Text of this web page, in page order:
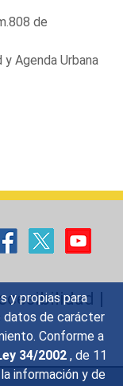
y propias para
datos de carácter
Conforme a
34/2002 , de 11
información y de
de
Agenda Urbana
|